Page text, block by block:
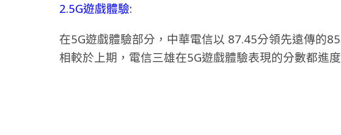
2.5G遊戲體驗:
在5G遊戲體驗部分，中華電信以 87.45分領先遠傳的
相較於上期，電信三雄在5G遊戲體驗表現的分數都進